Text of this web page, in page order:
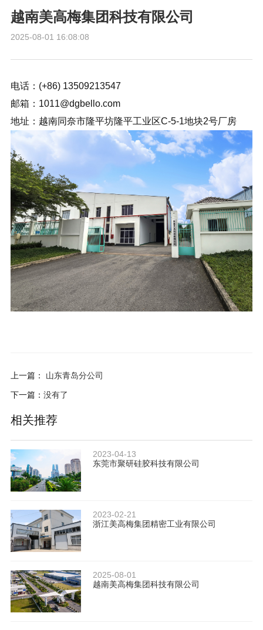
越南美高梅集团科技有限公司
2025-08-01 16:08:08
电话：(+86) 13509213547
邮箱：1011@dgbello.com
地址：越南同奈市隆平坊隆平工业区C-5-1地块2号厂房
上一篇： 山东青岛分公司
下一篇： 没有了
相关推荐
2023-04-13
东莞市聚研硅胶科技有限公司
2023-02-21
浙江美高梅集团精密工业有限公司
2025-08-01
越南美高梅集团科技有限公司